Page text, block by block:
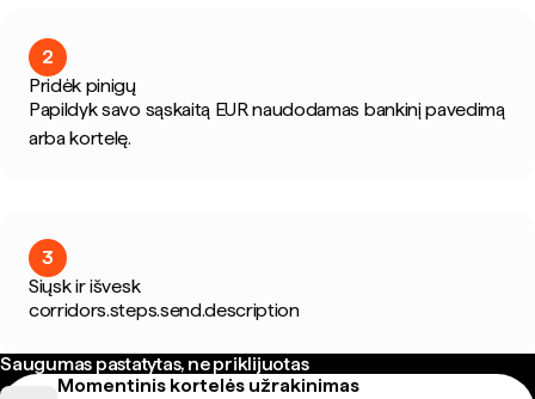
2
Pridėk pinigų
Papildyk savo sąskaitą EUR naudodamas bankinį pavedimą
arba kortelę.
3
Siųsk ir išvesk
corridors.steps.send.description
Saugumas pastatytas, ne priklijuotas
Momentinis kortelės užrakinimas